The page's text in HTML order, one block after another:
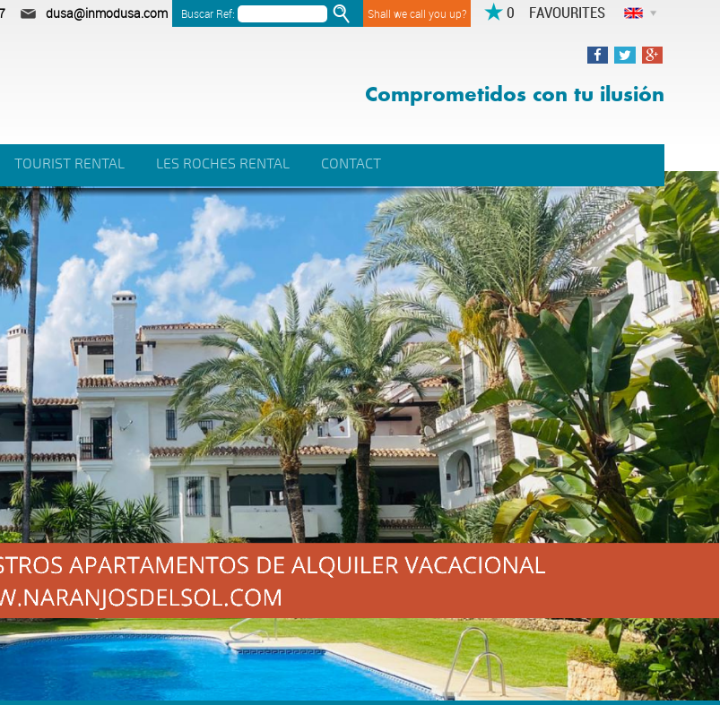
FAVOURITES
Shall we call you up?
Buscar Ref:
dusa@inmodusa.com
Comprometidos con tu ilusión
TOURIST RENTAL LES ROCHES RENTAL CONTACT